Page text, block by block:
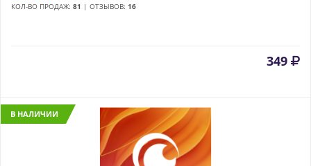
КОЛ-ВО ПРОДАЖ: 81 | ОТЗЫВОВ: 16
349
В НАЛИЧИИ